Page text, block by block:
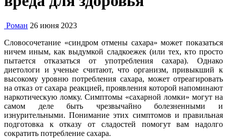
Роман 26 июня 2023
Словосочетание «синдром отмены сахара» может показаться
ничем иным, как выдумкой сладкоежек (или тех, кто просто
пытается отказаться от употребления сахара). Однако
диетологи и ученые считают, что организм, привыкший к
высокому уровню потребления сахара, может отреагировать
на отказ от сахара реакцией, проявления которой напоминают
наркотическую ломку. Симптомы «сахарной ломки» могут на
самом деле быть чрезвычайно болезненными и
изнурительными. Понимание этих симптомов и правильная
подготовка к отказу от сладостей помогут вам надолго
сократить потребление сахара.